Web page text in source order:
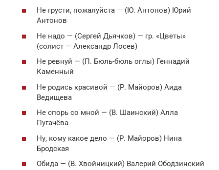
Не грусти, пожалуйста — (Ю. Антонов) Юрий
Антонов
Не надо — (Сергeй Дьячков) — гр. «Цветы»
(солист — Александр Лосев)
Не ревнуй — (П. Бюль-бюль оглы) Геннадий
Каменный
Не родись красивой — (Р. Майоров) Аида
Ведищева
Не спорь со мной — (В. Шаинский) Алла
Пугачёва
Ну, кому какое дело — (Р. Майоров) Нина
Бродская
Обида — (В. Хвойницкий) Валерий Ободзинский